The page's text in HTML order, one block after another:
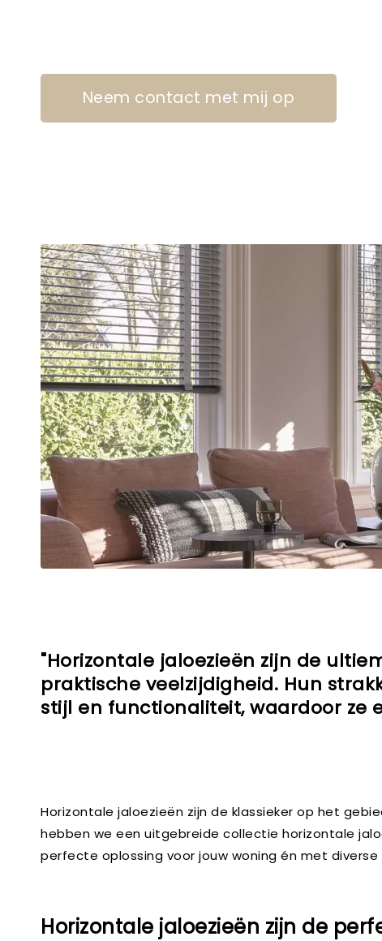
Neem contact met mij op
"Horizontale jaloezieën zijn de
praktische veelzijdigheid. Hun
stijl en functionaliteit, waardoor ze
Horizontale jaloezieën zijn de klassieker op het
hebben we een uitgebreide collectie horizontale
perfecte oplossing voor jouw woning én met diverse
Horizontale jaloezieën zijn de